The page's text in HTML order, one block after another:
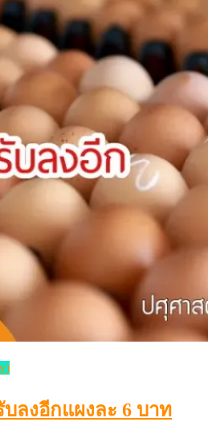
ลงอีกแผงละ 6 บาท